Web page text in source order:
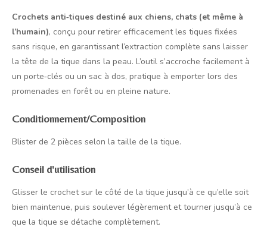
Crochets anti‑tiques destiné aux chiens, chats (et même à
l’humain), conçu pour retirer efficacement les tiques fixées
sans risque, en garantissant l’extraction complète sans laisser
la tête de la tique dans la peau. L’outil s’accroche facilement à
un porte‑clés ou un sac à dos, pratique à emporter lors des
promenades en forêt ou en pleine nature.
Conditionnement/Composition
Blister de 2 pièces selon la taille de la tique.
Conseil d'utilisation
Glisser le crochet sur le côté de la tique jusqu’à ce qu’elle soit
bien maintenue, puis soulever légèrement et tourner jusqu’à ce
que la tique se détache complètement.